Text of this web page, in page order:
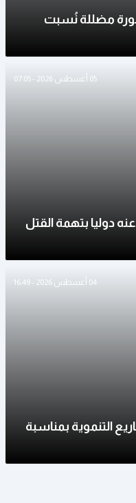
مضللة نُسبت
05 أغسطس 2026 - 07:05
دوليا بتهمة القتل
04 أغسطس 2026 - 16:49
التنموية بمناسبة